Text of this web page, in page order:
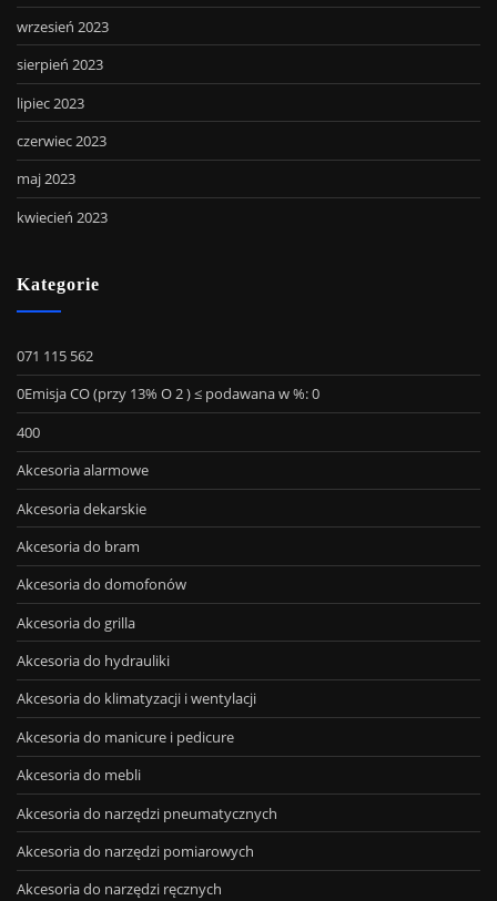
wrzesień 2023
sierpień 2023
lipiec 2023
czerwiec 2023
maj 2023
kwiecień 2023
Kategorie
071 115 562
0Emisja CO (przy 13% O 2 ) ≤ podawana w %: 0
400
Akcesoria alarmowe
Akcesoria dekarskie
Akcesoria do bram
Akcesoria do domofonów
Akcesoria do grilla
Akcesoria do hydrauliki
Akcesoria do klimatyzacji i wentylacji
Akcesoria do manicure i pedicure
Akcesoria do mebli
Akcesoria do narzędzi pneumatycznych
Akcesoria do narzędzi pomiarowych
Akcesoria do narzędzi ręcznych